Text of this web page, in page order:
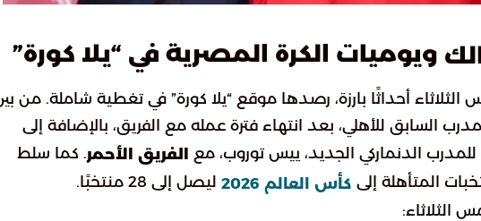
ويوميات الكرة المصرية في “يلا كورة”
أحداثًا بارزة، رصدها موقع “يلا كورة” في تغطية شاملة. من
السابق للأهلي، بعد انتهاء فترة عمله مع الفريق، بالإضافة إلى
الدنماركي الجديد، ييس توروب، مع
الفريق الأحمر. كما سلط
المتأهلة إلى كأس العالم 2026
ليصل إلى 28 منتخبًا.
الثلاثاء: